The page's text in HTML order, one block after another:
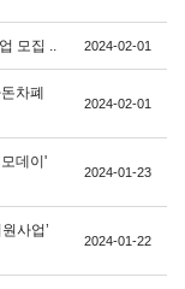
모집 .. 2024-02-01
차폐
2024-02-01
데이'
2024-01-23
사업’
2024-01-22